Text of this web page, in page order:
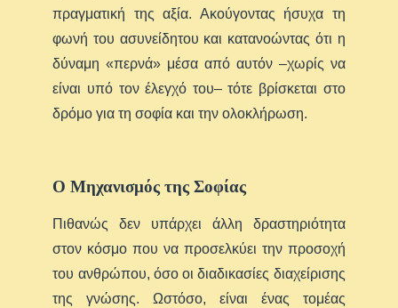
πραγματική της αξία. Ακούγοντας ήσυχα τη
φωνή του ασυνείδητου και κατανοώντας ότι η
δύναμη «περνά» μέσα από αυτόν –χωρίς να
είναι υπό τον έλεγχό του– τότε βρίσκεται στο
δρόμο για τη σοφία και την ολοκλήρωση.
Ο Μηχανισμός της Σοφίας
Πιθανώς δεν υπάρχει άλλη δραστηριότητα
στον κόσμο που να προσελκύει την προσοχή
του ανθρώπου, όσο οι διαδικασίες διαχείρισης
της γνώσης. Ωστόσο, είναι ένας τομέας